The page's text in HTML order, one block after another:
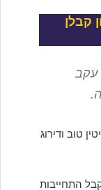
קבלן
עקב
טוב ודירוג
התחייבות